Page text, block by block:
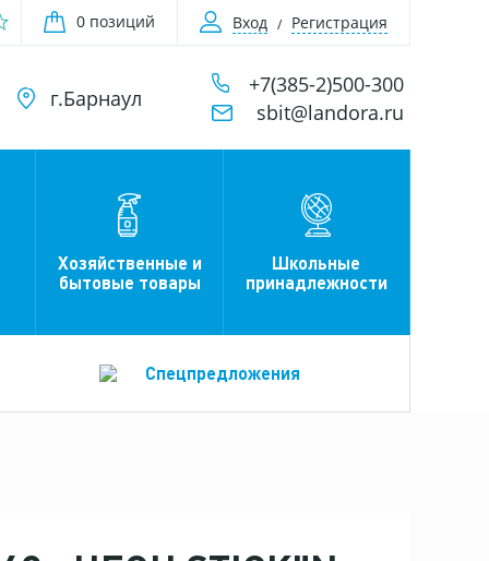
0 позиций Вход Регистрация
г.Барнаул
+7(385-2)500-300
sbit@landora.ru
Хозяйственные и
бытовые товары
Школьные
принадлежности
Спецпредложения